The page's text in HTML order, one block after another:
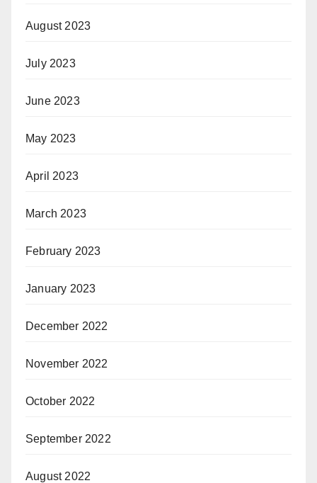
August 2023
July 2023
June 2023
May 2023
April 2023
March 2023
February 2023
January 2023
December 2022
November 2022
October 2022
September 2022
August 2022